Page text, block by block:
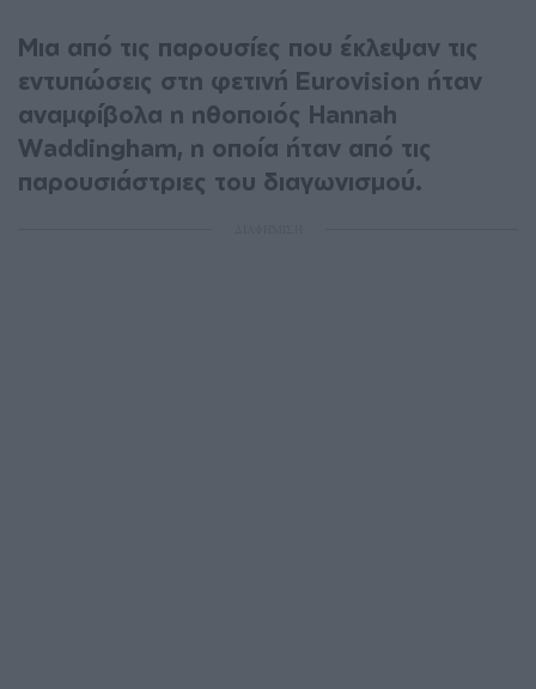
Μια από τις παρουσίες που έκλεψαν τις
εντυπώσεις στη φετινή Eurovision ήταν
αναμφίβολα η ηθοποιός Hannah
Waddingham, η οποία ήταν από τις
παρουσιάστριες του διαγωνισμού.